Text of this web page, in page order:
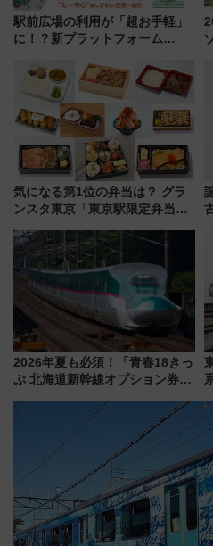
駅前広場の利用が「超お手軽」
に！？新プラットフォーム
マホで簡単申請 物販や演奏会な
どに【JR東日本】
気になる第1位の弁当は？ グラ
ンスタ東京「東京駅限定弁当
2026年夏も必須！「青春18きっ
ぷ 北海道新幹線オプション券」
の罠